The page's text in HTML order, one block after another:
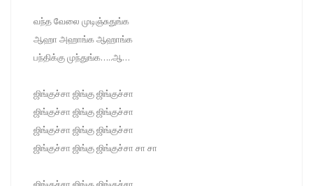
வந்த வேலை முடிஞ்சுதுங்க
ஆஹா அஹாங்க ஆஹாங்க
பந்திக்கு முந்துங்க…..ஆ…
ஜிங்குச்சா ஜிங்கு ஜிங்குச்சா
ஜிங்குச்சா ஜிங்கு ஜிங்குச்சா
ஜிங்குச்சா ஜிங்கு ஜிங்குச்சா
ஜிங்குச்சா ஜிங்கு ஜிங்குச்சா சா சா